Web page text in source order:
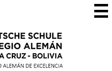
to
main
content
Colegio
Colegio